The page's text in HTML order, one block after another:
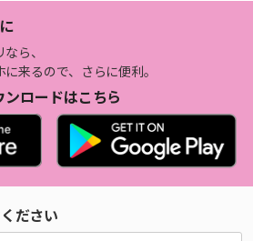
ら、
来るので、さらに便利。
ンロードはこちら
ださい